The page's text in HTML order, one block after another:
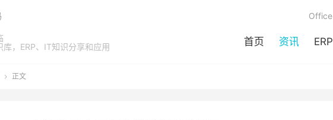
库，ERP、IT知识分享和应用
首页 资讯 ERP
Office
 正文